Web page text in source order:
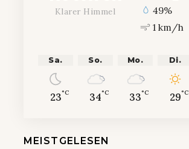
Klarer Himmel
49%
1 km/h
Sa.
23°C
So.
34°C
Mo.
33°C
Di.
29°C
MEISTGELESEN